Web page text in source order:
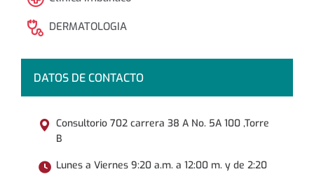
DERMATOLOGIA
DATOS DE CONTACTO
Consultorio 702 carrera 38 A No. 5A 100 ,Torre
B
Lunes a Viernes 9:20 a.m. a 12:00 m. y de 2:20